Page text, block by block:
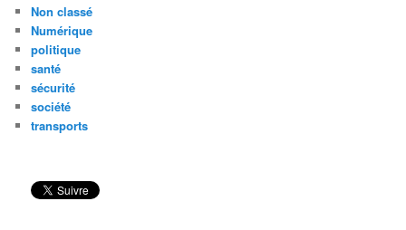
Non classé
Numérique
politique
santé
sécurité
société
transports